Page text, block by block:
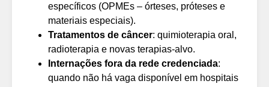
específicos (OPMEs – órteses, próteses e
materiais especiais).
Tratamentos de câncer: quimioterapia oral,
radioterapia e novas terapias-alvo.
Internações fora da rede credenciada:
quando não há vaga disponível em hospitais